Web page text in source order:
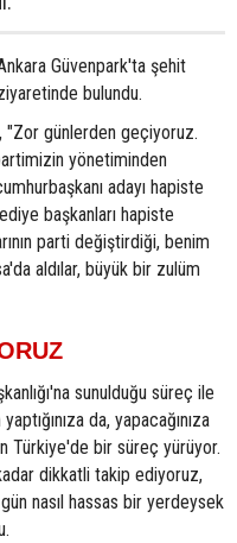
Güvenpark'ta şehit
bulundu.
"Zor günlerden geçiyoruz.
yönetiminden
adayı hapiste
başkanları hapiste
parti değiştirdiği, benim
aldılar, büyük bir zulüm
sunulduğu süreç ile
da, yapacağınıza
Türkiye'de bir süreç yürüyor.
dikkatli takip ediyoruz,
nasıl hassas bir yerdeysek